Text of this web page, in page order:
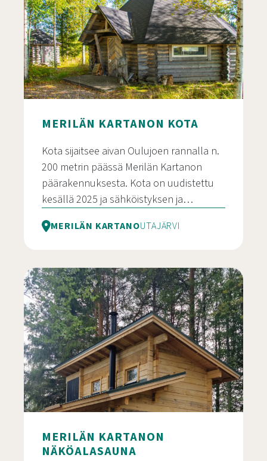
MERILÄN KARTANON KOTA
Kota sijaitsee aivan Oulujoen rannalla n.
200 metrin päässä Merilän Kartanon
päärakennuksesta. Kota on uudistettu
kesällä 2025 ja sähköistyksen ja…
MERILÄN KARTANOUTAJÄRVI
MERILÄN KARTANON
NÄKÖALASAUNA